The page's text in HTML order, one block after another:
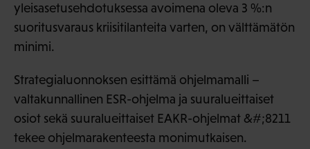
yleisasetusehdotuksessa avoimena oleva 3 %:n
suoritusvaraus kriisitilanteita varten, on välttämätön
minimi.
Strategialuonnoksen esittämä ohjelmamalli –
valtakunnallinen ESR-ohjelma ja suuralueittaiset
osiot sekä suuralueittaiset EAKR-ohjelmat &#;8211
tekee ohjelmarakenteesta monimutkaisen.